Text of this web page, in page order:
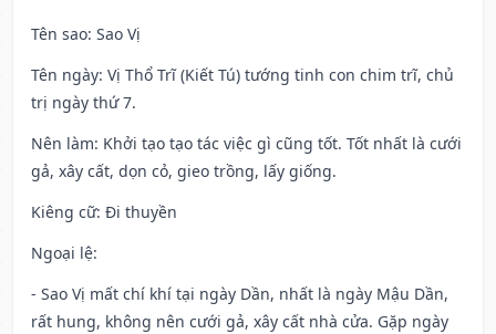
Tên sao: Sao Vị
Tên ngày: Vị Thổ Trĩ (Kiết Tú) tướng tinh con chim trĩ, chủ
trị ngày thứ 7.
Nên làm: Khởi tạo tạo tác việc gì cũng tốt. Tốt nhất là cưới
gả, xây cất, dọn cỏ, gieo trồng, lấy giống.
Kiêng cữ: Đi thuyền
Ngoại lệ:
- Sao Vị mất chí khí tại ngày Dần, nhất là ngày Mậu Dần,
rất hung, không nên cưới gả, xây cất nhà cửa. Gặp ngày